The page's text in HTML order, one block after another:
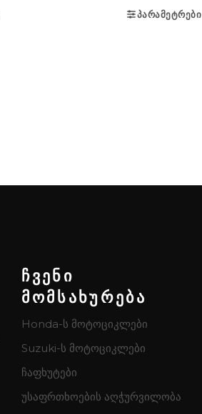
ᲞᲐᲠᲐᲛᲔᲢᲠᲔᲑᲘ
ჩვენი
მომსახურება
Honda-ს მოტოციკლები
Suzuki-ს მოტოციკლები
ჩაფხუტები
უსაფრთხოების აღჭურვილობა